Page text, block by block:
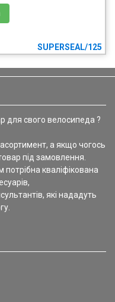
SUPERSEAL/125
для свого велосипеда ?
а якщо чогось
під замовлення.
кваліфікована
які нададуть